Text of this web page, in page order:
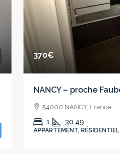
370€
NANCY – proche
54000 NANCY, France
1 30.49
APPARTEMENT, RÉSIDENTIEL